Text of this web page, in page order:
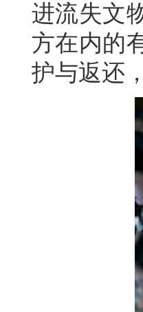
进流失文
方在内的
护与返还